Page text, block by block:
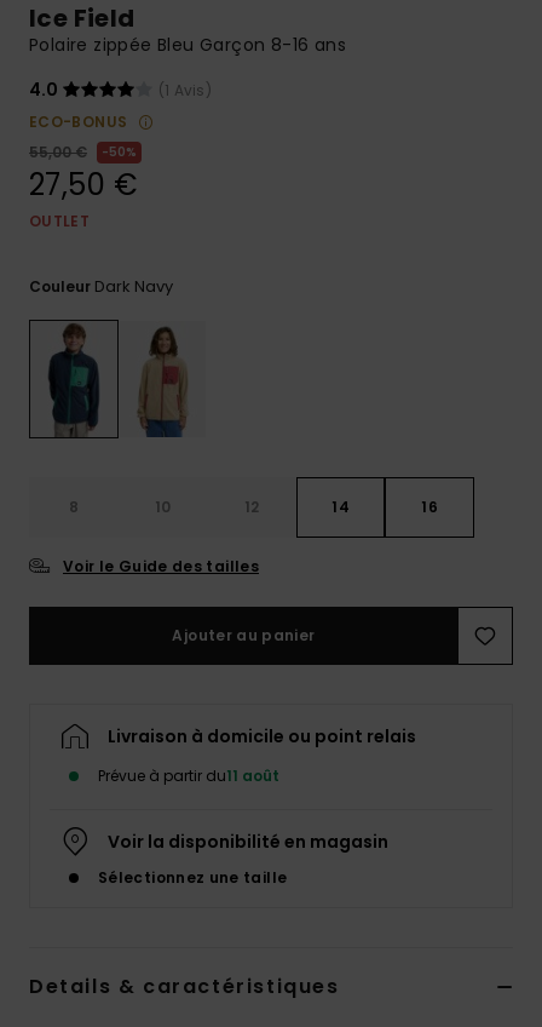
à votre
question.
Démarrer
formulaire
de
contact.
Consulter
Ice Field
Polaire zippée Bleu Garçon 8-16 ans
4.0
(1 Avis)
ECO-BONUS
55,00 €
50%
27,50 €
OUTLET
Couleur Dark Navy
8 10 12 14 16
Voir le Guide des tailles
Ajouter au panier
Livraison à domicile ou point relais
Prévue à partir du11 août
Voir la disponibilité en magasin
Sélectionnez une taille
Details & caractéristiques